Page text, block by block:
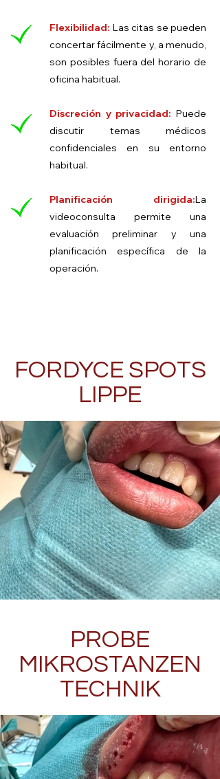
Flexibilidad: Las citas se pueden
concertar fácilmente y, a menudo,
son posibles fuera del horario de
oficina habitual.
Discreción y privacidad: Puede
discutir temas médicos
confidenciales en su entorno
habitual.
Planificación dirigida:La
videoconsulta permite una
evaluación preliminar y una
planificación específica de la
operación.
FORDYCE SPOTS
LIPPE
PROBE
MIKROSTANZEN
TECHNIK